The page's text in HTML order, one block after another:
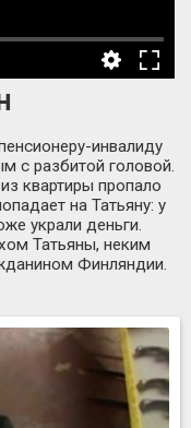
инвалиду
с разбитой головой.
квартиры пропало
на Татьяну: у
украли деньги.
Татьяны, неким
Финляндии.